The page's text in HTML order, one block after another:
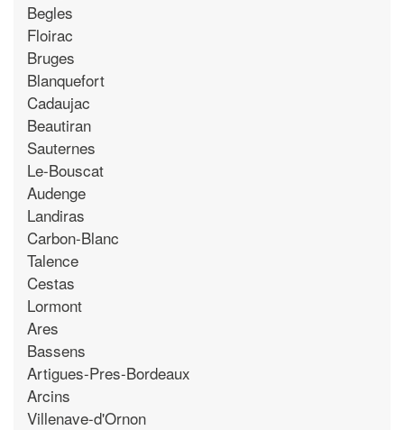
Begles
Floirac
Bruges
Blanquefort
Cadaujac
Beautiran
Sauternes
Le-Bouscat
Audenge
Landiras
Carbon-Blanc
Talence
Cestas
Lormont
Ares
Bassens
Artigues-Pres-Bordeaux
Arcins
Villenave-d'Ornon